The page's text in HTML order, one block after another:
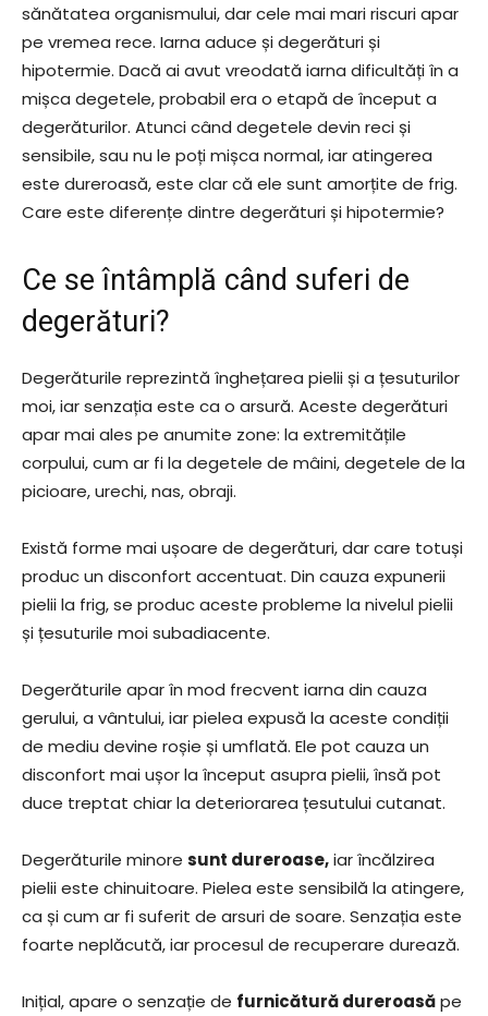
sănătatea organismului, dar cele mai mari riscuri apar
pe vremea rece. Iarna aduce și degerături și
hipotermie. Dacă ai avut vreodată iarna dificultăți în a
mișca degetele, probabil era o etapă de început a
degerăturilor. Atunci când degetele devin reci și
sensibile, sau nu le poți mișca normal, iar atingerea
este dureroasă, este clar că ele sunt amorțite de frig.
Care este diferențe dintre degerături și hipotermie?
Ce se întâmplă când suferi de
degerături?
Degerăturile reprezintă înghețarea pielii și a țesuturilor
moi, iar senzația este ca o arsură. Aceste degerături
apar mai ales pe anumite zone: la extremitățile
corpului, cum ar fi la degetele de mâini, degetele de la
picioare, urechi, nas, obraji.
Există forme mai ușoare de degerături, dar care totuși
produc un disconfort accentuat. Din cauza expunerii
pielii la frig, se produc aceste probleme la nivelul pielii
și țesuturile moi subadiacente.
Degerăturile apar în mod frecvent iarna din cauza
gerului, a vântului, iar pielea expusă la aceste condiții
de mediu devine roșie și umflată. Ele pot cauza un
disconfort mai ușor la început asupra pielii, însă pot
duce treptat chiar la deteriorarea țesutului cutanat.
Degerăturile minore sunt dureroase,iar încălzirea
pielii este chinuitoare. Pielea este sensibilă la atingere,
ca și cum ar fi suferit de arsuri de soare. Senzația este
foarte neplăcută, iar procesul de recuperare durează.
Inițial, apare o senzație de furnicătură dureroasăpe